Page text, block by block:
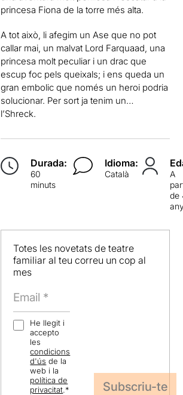
princesa Fiona de la torre més alta.
A tot això, li afegim un Ase que no pot
callar mai, un malvat Lord Farquaad, una
princesa molt peculiar i un drac que
escup foc pels queixals; i ens queda un
gran embolic que només un heroi podria
solucionar. Per sort ja tenim un…
l’Shreck.
Durada:
60
minuts
Idioma:
Català
A
de
Totes les novetats de teatre
familiar al teu correu un cop al
mes
He llegit i
accepto
les
condicions
d'ús de la
web i la
política de
privacitat.*